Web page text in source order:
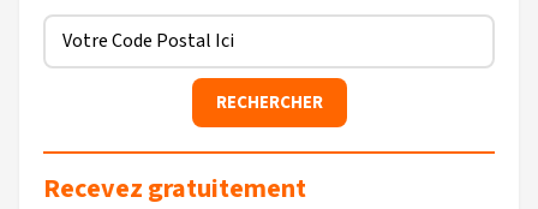
Recevez gratuitement